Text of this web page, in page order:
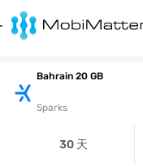
Bahrain 20 GB
Sparks
30 天